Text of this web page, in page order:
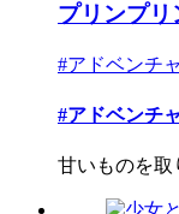
プリンプ
#アドベンチ
#アドベンチ
甘いものを取